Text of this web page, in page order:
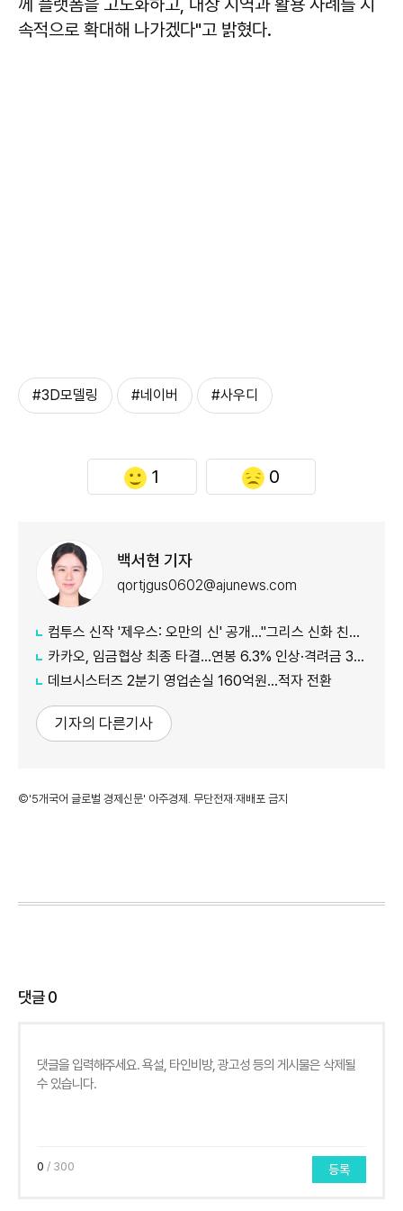
속적으로 확대해 나가겠다"고 밝혔다.
#3D모델링 #네이버 #사우디
1 0
백서현 기자
qortjgus0602@ajunews.com
컴투스 신작 '제우스: 오만의 신' 공개…"그리스 신화 친숙함에 신선함 더했다"
카카오, 임금협상 최종 타결…연봉 6.3% 인상·격려금 300만원
데브시스터즈 2분기 영업손실 160억원…적자 전환
기자의 다른기사
©'5개국어 글로벌 경제신문' 아주경제. 무단전재·재배포 금지
댓글0
0 / 300 등록